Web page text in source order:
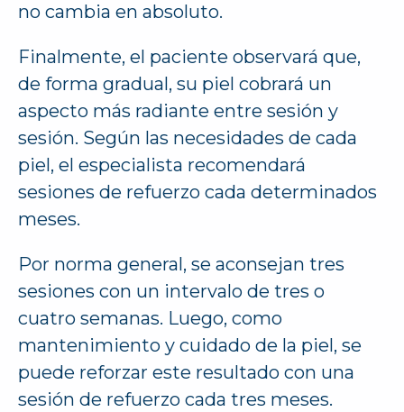
no cambia en absoluto.
Finalmente, el paciente observará que,
de forma gradual, su piel cobrará un
aspecto más radiante entre sesión y
sesión. Según las necesidades de cada
piel, el especialista recomendará
sesiones de refuerzo cada determinados
meses.
Por norma general, se aconsejan tres
sesiones con un intervalo de tres o
cuatro semanas. Luego, como
mantenimiento y cuidado de la piel, se
puede reforzar este resultado con una
sesión de refuerzo cada tres meses.